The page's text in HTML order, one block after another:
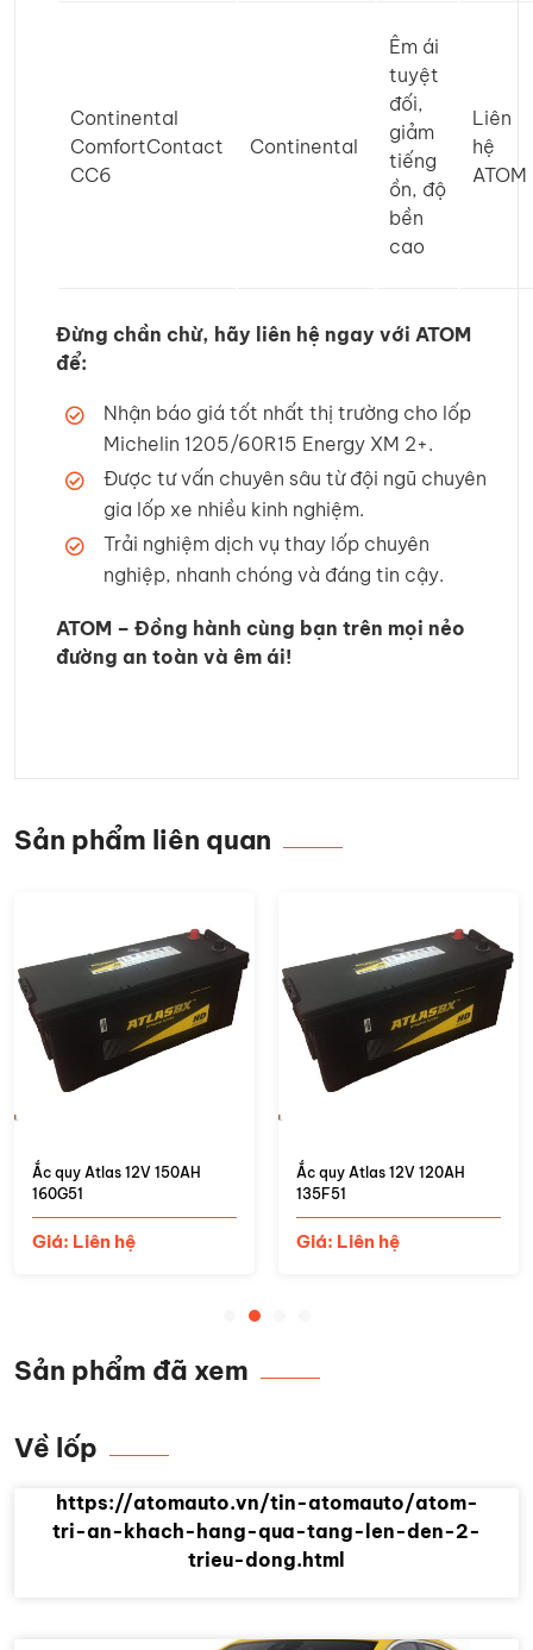
Continental
ComfortContact
CC6
Continental
Êm ái
tuyệt
đối,
giảm
tiếng
ồn, độ
bền
cao
Liên
hệ
ATOM
Đừng chần chừ, hãy liên hệ ngay với ATOM
để:
Nhận báo giá tốt nhất thị trường cho lốp
Michelin 1205/60R15 Energy XM 2+.
Được tư vấn chuyên sâu từ đội ngũ chuyên
gia lốp xe nhiều kinh nghiệm.
Trải nghiệm dịch vụ thay lốp chuyên
nghiệp, nhanh chóng và đáng tin cậy.
ATOM – Đồng hành cùng bạn trên mọi nẻo
đường an toàn và êm ái!
Sản phẩm liên quan
Ắc quy Atlas 12V 150AH
160G51
Giá: Liên hệ
Ắc quy Atlas 12V 120AH
135F51
Giá: Liên hệ
Sản phẩm đã xem
Về lốp
https://atomauto.vn/tin-atomauto/atom-
tri-an-khach-hang-qua-tang-len-den-2-
trieu-dong.html